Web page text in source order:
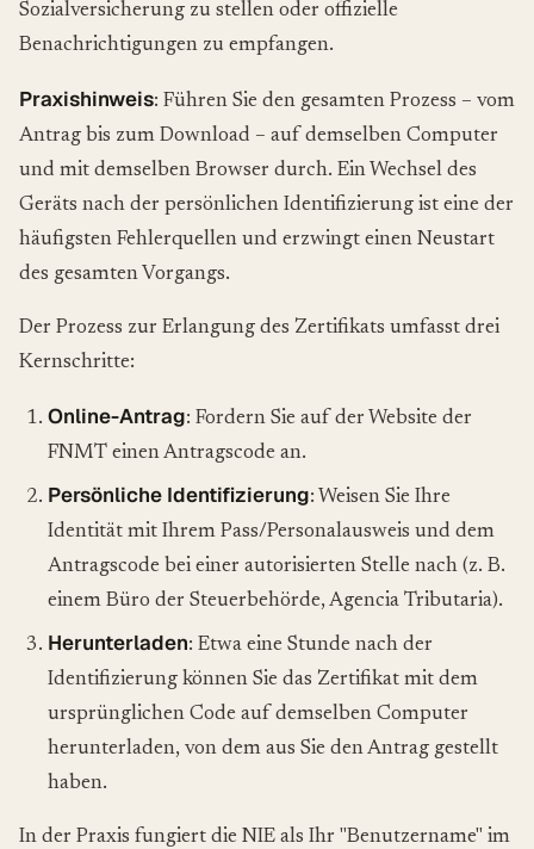
Sozialversicherung zu stellen oder offizielle
Benachrichtigungen zu empfangen.
Praxishinweis: Führen Sie den gesamten Prozess – vom
Antrag bis zum Download – auf demselben Computer
und mit demselben Browser durch. Ein Wechsel des
Geräts nach der persönlichen Identifizierung ist eine der
häufigsten Fehlerquellen und erzwingt einen Neustart
des gesamten Vorgangs.
Der Prozess zur Erlangung des Zertifikats umfasst drei
Kernschritte:
Online-Antrag: Fordern Sie auf der Website der
FNMT einen Antragscode an.
Persönliche Identifizierung: Weisen Sie Ihre
Identität mit Ihrem Pass/Personalausweis und dem
Antragscode bei einer autorisierten Stelle nach (z. B.
einem Büro der Steuerbehörde, Agencia Tributaria).
Herunterladen: Etwa eine Stunde nach der
Identifizierung können Sie das Zertifikat mit dem
ursprünglichen Code auf demselben Computer
herunterladen, von dem aus Sie den Antrag gestellt
haben.
In der Praxis fungiert die NIE als Ihr "Benutzername" im